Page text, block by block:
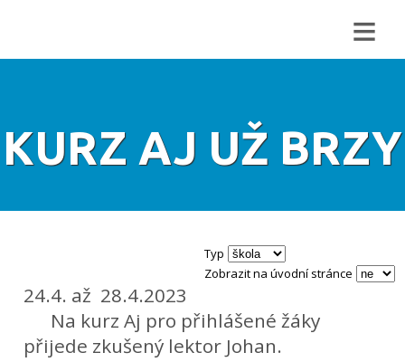
≡
KURZ AJ UŽ BRZY
Typ
Zobrazit na úvodní stránce
24.4. až 28.4.2023
Na kurz Aj pro přihlášené žáky
přijede zkušený lektor Johan.